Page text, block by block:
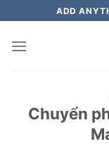
to
content
ADD
Chuyển